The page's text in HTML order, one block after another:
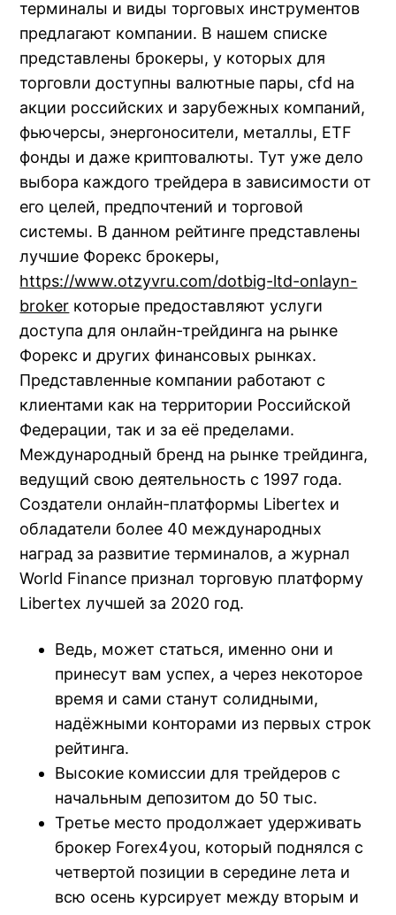
терминалы и виды торговых инструментов
предлагают компании. В нашем списке
представлены брокеры, у которых для
торговли доступны валютные пары, cfd на
акции российских и зарубежных компаний,
фьючерсы, энергоносители, металлы, ETF
фонды и даже криптовалюты. Тут уже дело
выбора каждого трейдера в зависимости от
его целей, предпочтений и торговой
системы. В данном рейтинге представлены
лучшие Форекс брокеры,
https://www.otzyvru.com/dotbig-ltd-onlayn-
broker которые предоставляют услуги
доступа для онлайн-трейдинга на рынке
Форекс и других финансовых рынках.
Представленные компании работают с
клиентами как на территории Российской
Федерации, так и за её пределами.
Международный бренд на рынке трейдинга,
ведущий свою деятельность с 1997 года.
Создатели онлайн-платформы Libertex и
обладатели более 40 международных
наград за развитие терминалов, а журнал
World Finance признал торговую платформу
Libertex лучшей за 2020 год.
Ведь, может статься, именно они и
принесут вам успех, а через некоторое
время и сами станут солидными,
надёжными конторами из первых строк
рейтинга.
Высокие комиссии для трейдеров с
начальным депозитом до 50 тыс.
Третье место продолжает удерживать
брокер Forex4you, который поднялся с
четвертой позиции в середине лета и
всю осень курсирует между вторым и